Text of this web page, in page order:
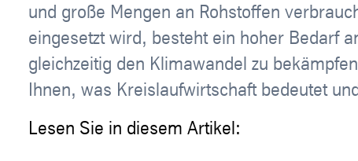
und große Mengen an Rohstoffen
eingesetzt wird, besteht ein hoher Bedarf
gleichzeitig den Klimawandel zu
Ihnen, was Kreislaufwirtschaft bedeutet
Lesen Sie in diesem Artikel: